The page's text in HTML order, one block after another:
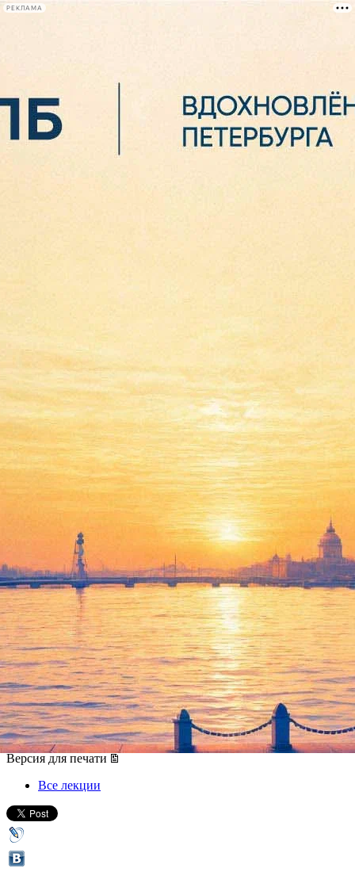
РЕКЛАМА
Сегодня:
Борис Аверин расскажет
«про любови» Пушкина и
Толстого
15 мая 2018, вторник-29 мая 2018, вторник
Версия для печати
Все лекции